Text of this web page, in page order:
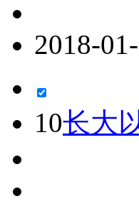
2018-
10长大